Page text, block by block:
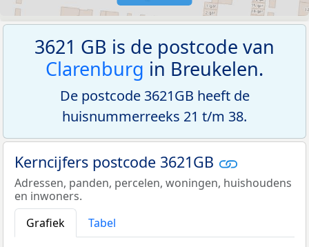
3621 GB is de postcode van
Clarenburg in Breukelen.
De postcode 3621GB heeft de
huisnummerreeks 21 t/m 38.
Kerncijfers postcode 3621GB
Adressen, panden, percelen, woningen, huishoudens
en inwoners.
Grafiek
Tabel